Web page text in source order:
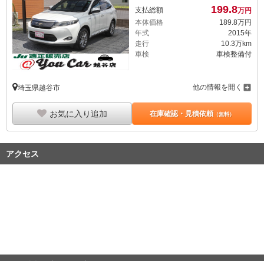
支払総額 199.8万円
本体価格
189. 8万円
年式
2015年
走行
10.3万km
車検
車検整備付
埼玉県越谷市 他の情報を開く
お気に入り追加 在庫確認・見積依頼（無料）
アクセス